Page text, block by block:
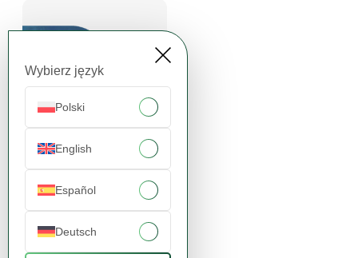
Wybierz język
Polski
English
Español
Deutsch
Visualizza prodotto
Kataifi Dough Roasted